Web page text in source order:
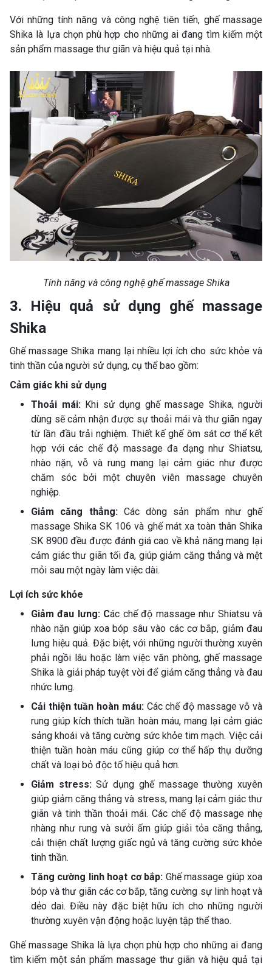
Với những tính năng và công nghệ tiên tiến, ghế massage
Shika là lựa chọn phù hợp cho những ai đang tìm kiếm một
sản phẩm massage thư giãn và hiệu quả tại nhà.
Tính năng và công nghệ ghế massage Shika
3. Hiệu quả sử dụng ghế massage
Shika
Ghế massage Shika mang lại nhiều lợi ích cho sức khỏe và
tinh thần của người sử dụng, cụ thể bao gồm:
Cảm giác khi sử dụng
Thoải mái: Khi sử dụng ghế massage Shika, người
dùng sẽ cảm nhận được sự thoải mái và thư giãn ngay
từ lần đầu trải nghiệm. Thiết kế ghế ôm sát cơ thể kết
hợp với các chế độ massage đa dạng như Shiatsu,
nhào nặn, vỗ và rung mang lại cảm giác như được
chăm sóc bởi một chuyên viên massage chuyên
nghiệp.
Giảm căng thẳng: Các dòng sản phẩm như ghế
massage Shika SK 106 và ghế mát xa toàn thân Shika
SK 8900 đều được đánh giá cao về khả năng mang lại
cảm giác thư giãn tối đa, giúp giảm căng thẳng và mệt
mỏi sau một ngày làm việc dài.
Lợi ích sức khỏe
Giảm đau lưng: Các chế độ massage như Shiatsu và
nhào nặn giúp xoa bóp sâu vào các cơ bắp, giảm đau
lưng hiệu quả. Đặc biệt, với những người thường xuyên
phải ngồi lâu hoặc làm việc văn phòng, ghế massage
Shika là giải pháp tuyệt vời để giảm căng thẳng và đau
nhức lưng.
Cải thiện tuần hoàn máu: Các chế độ massage vỗ và
rung giúp kích thích tuần hoàn máu, mang lại cảm giác
sảng khoái và tăng cường sức khỏe tim mạch. Việc cải
thiện tuần hoàn máu cũng giúp cơ thể hấp thụ dưỡng
chất và loại bỏ độc tố hiệu quả hơn.
Giảm stress:Sử dụng ghế massage thường xuyên
giúp giảm căng thẳng và stress, mang lại cảm giác thư
giãn và tinh thần thoải mái. Các chế độ massage nhẹ
nhàng như rung và sưởi ấm giúp giải tỏa căng thẳng,
cải thiện chất lượng giấc ngủ và tăng cường sức khỏe
tinh thần.
Tăng cường linh hoạt cơ bắp: Ghế massage giúp xoa
bóp và thư giãn các cơ bắp, tăng cường sự linh hoạt và
dẻo dai. Điều này đặc biệt hữu ích cho những người
thường xuyên vận động hoặc luyện tập thể thao.
Ghế massage Shika là lựa chọn phù hợp cho những ai đang
tìm kiếm một sản phẩm massage thư giãn và hiệu quả tại